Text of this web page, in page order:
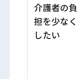
介護者の負
担を少なく
したい